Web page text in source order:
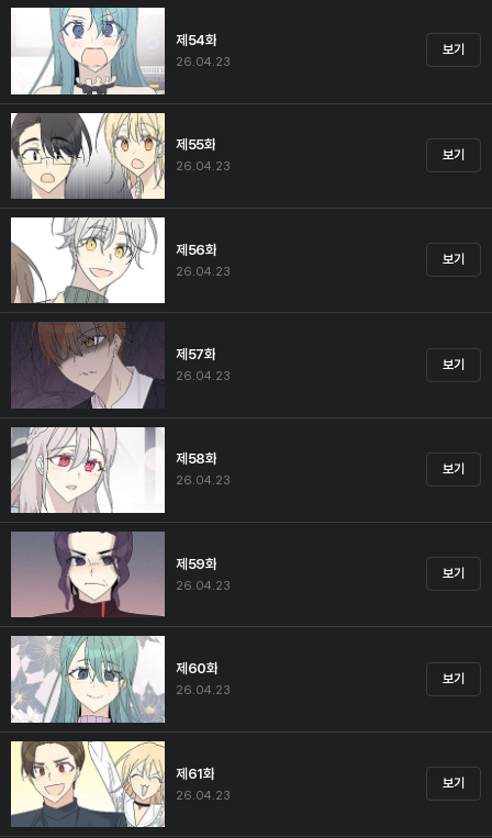
제54화
26.04.23
보기
제55화
26.04.23
보기
제56화
26.04.23
보기
제57화
26.04.23
보기
제58화
26.04.23
보기
제59화
26.04.23
보기
제60화
26.04.23
보기
제61화
26.04.23
보기